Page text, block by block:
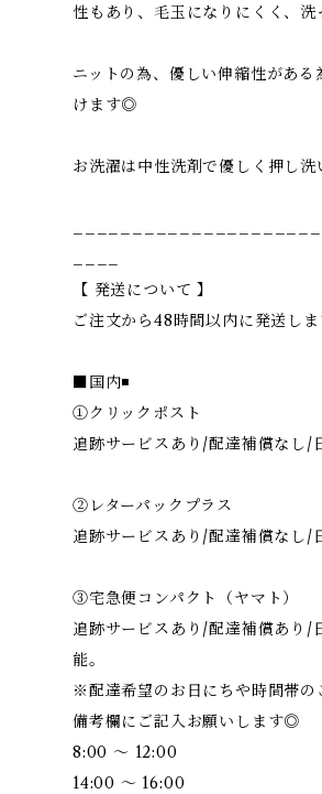
性もあり、毛玉になりにくく、
ニットの為、優しい伸縮性があ
けます◎
お洗濯は中性洗剤で優しく押し洗
【 発送について 】
ご注文から48時間以内に発送しま
■国内◾️
①クリックポスト
追跡サービスあり/配達補償なし/
②レターパックプラス
追跡サービスあり/配達補償なし/
③宅急便コンパクト（ヤマト）
追跡サービスあり/配達補償あり/
能。
※配達希望のお日にちや時間帯の
備考欄にご記入お願いします◎
8:00 ～ 12:00
14:00 ～ 16:00